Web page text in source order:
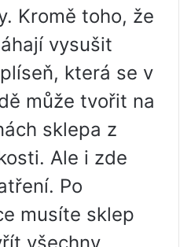
Kromě toho, že
vysušit
která se v
může tvořit na
sklepa z
Ale i zde
Po
musíte sklep
všechny